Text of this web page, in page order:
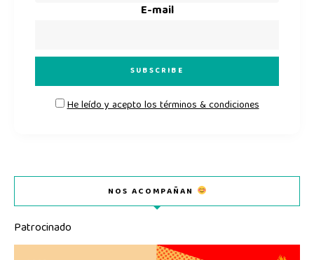
E-mail
He leído y acepto los términos & condiciones
NOS ACOMPAÑAN
Patrocinado